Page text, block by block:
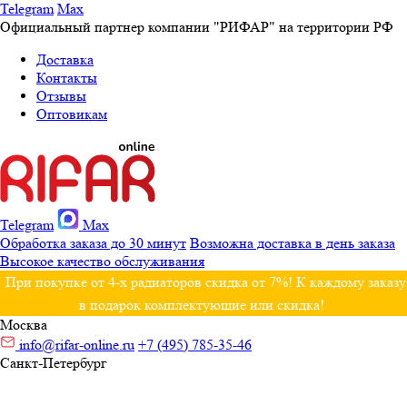
Telegram Max
Официальный партнер компании "РИФАР" на территории РФ
Доставка
Контакты
Отзывы
Оптовикам
Telegram
Max
Обработка заказа до 30 минут Возможна доставка в день заказа
Высокое качество обслуживания
При покупке от 4-х радиаторов скидка от 7%! К каждому заказу
в подарок комплектующие или скидка!
Москва
info@rifar-online.ru +7 (495) 785-35-46
Санкт-Петербург